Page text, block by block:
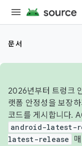
문서
2026년부터 트렁크
랫폼 안정성을 보장
코드를 게시합니다.
android-latest-
latest-release